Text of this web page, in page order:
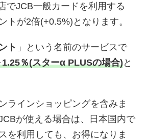
でJCB一般カードを利用する
トが2倍(+0.5%)となります。
ト 」という名前のサービスで
％(スターα PLUSの場合)と
ラインショッピングを含みま
が使える場合は、日本国内で
を利用しても、お得になりま